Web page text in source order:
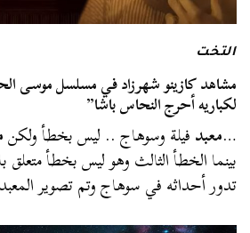
التخت
لكباريه أحرج النحاس باشا”
…معبدفيلة وسوهاج .. ليس بخطأ ولكن
بينما الخطأ الثالث وهو ليس بخطأ متعلق
تدور أحداثه في سوهاج وتم تصوير